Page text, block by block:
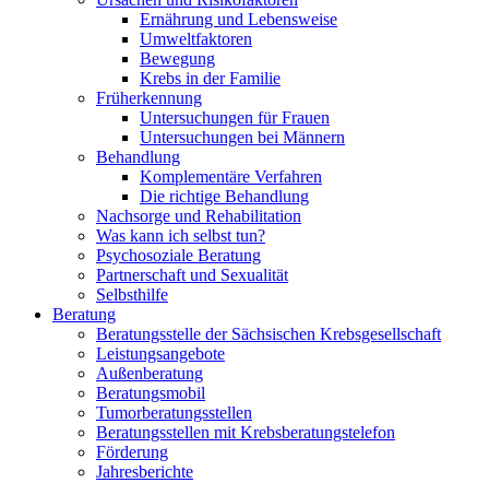
Ernährung und Lebensweise
Umweltfaktoren
Bewegung
Krebs in der Familie
Früherkennung
Untersuchungen für Frauen
Untersuchungen bei Männern
Behandlung
Komplementäre Verfahren
Die richtige Behandlung
Nachsorge und Rehabilitation
Was kann ich selbst tun?
Psychosoziale Beratung
Partnerschaft und Sexualität
Selbsthilfe
Beratung
Beratungsstelle der Sächsischen Krebsgesellschaft
Leistungsangebote
Außenberatung
Beratungsmobil
Tumorberatungsstellen
Beratungsstellen mit Krebsberatungstelefon
Förderung
Jahresberichte